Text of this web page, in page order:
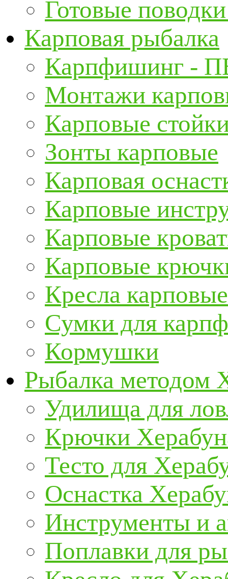
Готовые
Карповая рыбалка
Карпфишинг -
Монтажи
Карповые
Зонты карповые
Карповая
Карповые
Карповые
Карповые
Кресла карповые
Сумки для
Кормушки
Рыбалка методом
Удилища для
Крючки
Тесто для
Оснастка
Инструменты и
Поплавки для